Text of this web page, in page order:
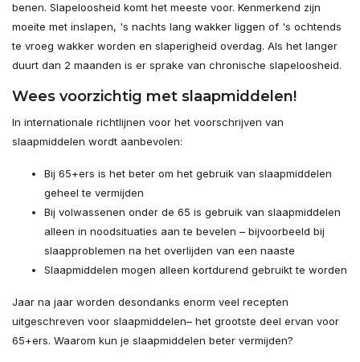
benen. Slapeloosheid komt het meeste voor. Kenmerkend zijn
moeite met inslapen, 's nachts lang wakker liggen of 's ochtends
te vroeg wakker worden en slaperigheid overdag. Als het langer
duurt dan 2 maanden is er sprake van chronische slapeloosheid.
Wees voorzichtig met slaapmiddelen!
In internationale richtlijnen voor het voorschrijven van
slaapmiddelen wordt aanbevolen:
Bij 65+ers is het beter om het gebruik van slaapmiddelen
geheel te vermijden
Bij volwassenen onder de 65 is gebruik van slaapmiddelen
alleen in noodsituaties aan te bevelen – bijvoorbeeld bij
slaapproblemen na het overlijden van een naaste
Slaapmiddelen mogen alleen kortdurend gebruikt te worden
Jaar na jaar worden desondanks enorm veel recepten
uitgeschreven voor slaapmiddelen– het grootste deel ervan voor
65+ers. Waarom kun je slaapmiddelen beter vermijden?